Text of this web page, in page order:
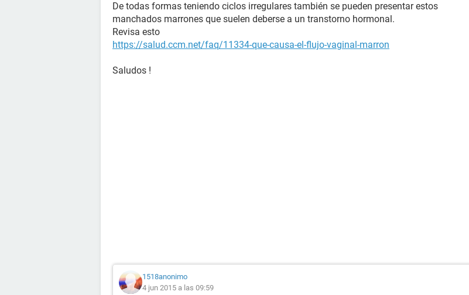
De todas formas teniendo ciclos irregulares también se pueden presentar estos
manchados marrones que suelen deberse a un transtorno hormonal.
Revisa esto
https://salud.ccm.net/faq/11334-que-causa-el-flujo-vaginal-marron
Saludos !
1518anonimo
4 jun 2015 a las 09:59